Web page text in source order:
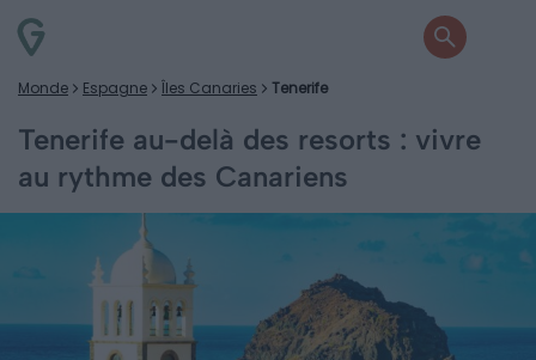
Monde Espagne Îles Canaries Tenerife
Tenerife au-delà des resorts : vivre
au rythme des Canariens